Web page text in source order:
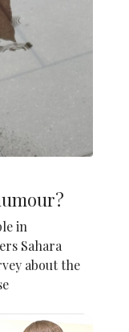
in
Sahara
about the